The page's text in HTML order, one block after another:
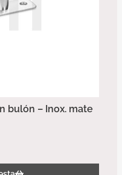
bulón – Inox. mate